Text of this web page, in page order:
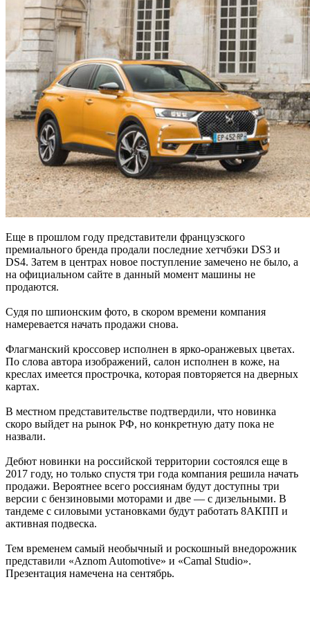
Еще в прошлом году представители французского
премиального бренда продали последние хетчбэки DS3 и
DS4. Затем в центрах новое поступление замечено не было, а
на официальном сайте в данный момент машины не
продаются.
Судя по шпионским фото, в скором времени компания
намеревается начать продажи снова.
Флагманский кроссовер исполнен в ярко-оранжевых цветах.
По слова автора изображений, салон исполнен в коже, на
креслах имеется прострочка, которая повторяется на дверных
картах.
В местном представительстве подтвердили, что новинка
скоро выйдет на рынок РФ, но конкретную дату пока не
назвали.
Дебют новинки на российской территории состоялся еще в
2017 году, но только спустя три года компания решила начать
продажи. Вероятнее всего россиянам будут доступны три
версии с бензиновыми моторами и две — с дизельными. В
тандеме с силовыми установками будут работать 8АКПП и
активная подвеска.
Тем временем самый необычный и роскошный внедорожник
представили «Aznom Automotive» и «Camal Studio».
Презентация намечена на сентябрь.